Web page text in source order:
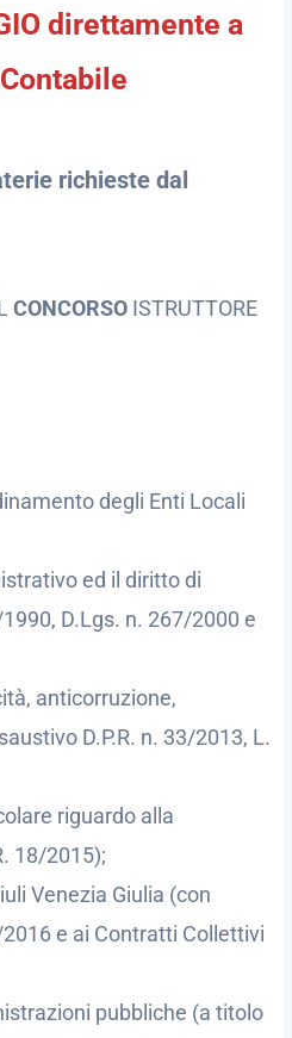
direttamente a
Contabile
richieste dal
CONCORSO ISTRUTTORE
degli Enti Locali
ed il diritto di
D.Lgs. n. 267/2000 e
anticorruzione,
D.P.R. n. 33/2013, L.
riguardo alla
18/2015);
Venezia Giulia (con
e ai Contratti Collettivi
pubbliche (a titolo